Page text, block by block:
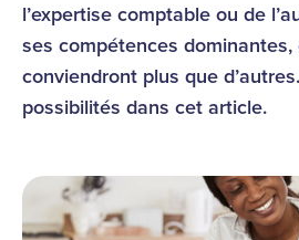
l’expertise comptable ou de
ses compétences
conviendront plus que
possibilités dans cet article.